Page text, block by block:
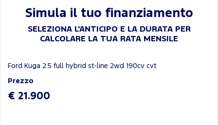
Simula il tuo finanziamento
SELEZIONA L'ANTICIPO E LA DURATA PER
CALCOLARE LA TUA RATA MENSILE
Ford Kuga 2.5 full hybrid st-line 2wd 190cv cvt
Prezzo
€ 21.900